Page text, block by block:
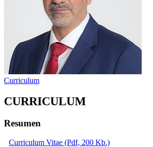
Curriculum
CURRICULUM
Resumen
Curriculum Vitae (Pdf, 200 Kb.)